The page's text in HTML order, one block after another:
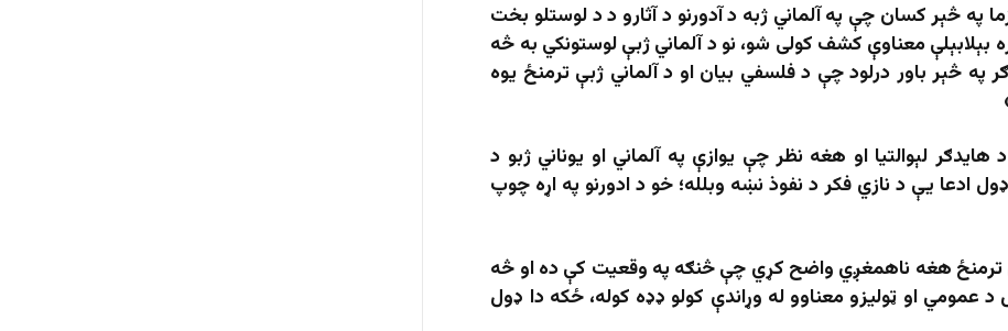
په څېر کسان چې په آلماني ژبه د آدورنو د آثارو د د لوستلو بخت
بېلابېلې معناوې کشف کولی شو، نو د آلماني ژبې لوستونکي به څه
په څېر باور درلود چې د فلسفي بیان او د آلماني ژبې ترمنځ یوه
لېوالتیا او هغه نظر چې یوازې په آلماني او یوناني ژبو د
ادعا یې د نازي فکر د نفوذ نښه وبلله؛ خو د ادورنو په اړه چوپ
ترمنځ هغه ناهمغږي واضح کړي چې څنګه په وقعیت کې ده او څه
عمومي او ټولیزو معناوو له وړاندې کولو ډډه کوله، ځکه دا ډول